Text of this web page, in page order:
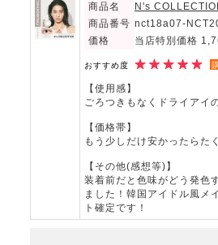
商品名
N's
商品番号 nct18a07-
価格
当店特別価格
おすすめ度
【使用感】
ごろつきもなくドライアイ
【価格帯】
もう少しだけ安かったらた
【その他(感想等)】
装着前だと色味がどう発色
ました！韓国アイドル風メ
ト確定です！